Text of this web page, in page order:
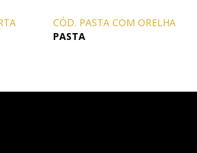
CÓD. PASTA COM ORELHA
PASTA